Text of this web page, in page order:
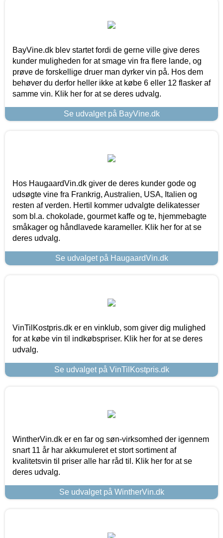
BayVine.dk blev startet fordi de gerne ville give deres
kunder muligheden for at smage vin fra flere lande, og
prøve de forskellige druer man dyrker vin på. Hos dem
behøver du derfor heller ikke at købe 6 eller 12 flasker af
samme vin. Klik her for at se deres udvalg.
Se udvalget på BayVine.dk
Hos HaugaardVin.dk giver de deres kunder gode og
udsøgte vine fra Frankrig, Australien, USA, Italien og
resten af verden. Hertil kommer udvalgte delikatesser
som bl.a. chokolade, gourmet kaffe og te, hjemmebagte
småkager og håndlavede karameller. Klik her for at se
deres udvalg.
Se udvalget på HaugaardVin.dk
VinTilKostpris.dk er en vinklub, som giver dig mulighed
for at købe vin til indkøbspriser. Klik her for at se deres
udvalg.
Se udvalget på VinTilKostpris.dk
WintherVin.dk er en far og søn-virksomhed der igennem
snart 11 år har akkumuleret et stort sortiment af
kvalitetsvin til priser alle har råd til. Klik her for at se
deres udvalg.
Se udvalget på WintherVin.dk